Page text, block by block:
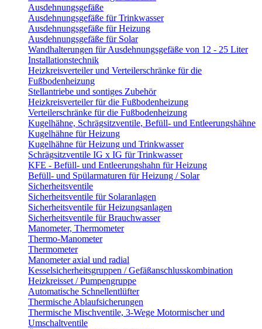
Ausdehnungsgefäße
Ausdehnungsgefäße für Trinkwasser
Ausdehnungsgefäße für Heizung
Ausdehnungsgefäße für Solar
Wandhalterungen für Ausdehnungsgefäße von 12 - 25 Liter
Installationstechnik
Heizkreisverteiler und Verteilerschränke für die
Fußbodenheizung
Stellantriebe und sontiges Zubehör
Heizkreisverteiler für die Fußbodenheizung
Verteilerschränke für die Fußbodenheizung
Kugelhähne, Schrägsitzventile, Befüll- und Entleerungshähne
Kugelhähne für Heizung
Kugelhähne für Heizung und Trinkwasser
Schrägsitzventile IG x IG für Trinkwasser
KFE - Befüll- und Entleerungshahn für Heizung
Befüll- und Spülarmaturen für Heizung / Solar
Sicherheitsventile
Sicherheitsventile für Solaranlagen
Sicherheitsventile für Heizungsanlagen
Sicherheitsventile für Brauchwasser
Manometer, Thermometer
Thermo-Manometer
Thermometer
Manometer axial und radial
Kesselsicherheitsgruppen / Gefäßanschlusskombination
Heizkreisset / Pumpengruppe
Automatische Schnellentlüfter
Thermische Ablaufsicherungen
Thermische Mischventile, 3-Wege Motormischer und
Umschaltventile